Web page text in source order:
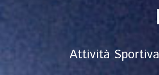
Attività Sportiva